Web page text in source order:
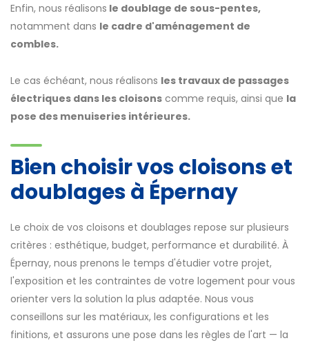
Enfin, nous réalisons le doublage de sous-pentes,
notamment dans le cadre d'aménagement de
combles.
Le cas échéant, nous réalisons les travaux de passages
électriques dans les cloisons comme requis, ainsi que la
pose des menuiseries intérieures.
Bien choisir vos cloisons et
doublages à Épernay
Le choix de vos cloisons et doublages repose sur plusieurs
critères : esthétique, budget, performance et durabilité. À
Épernay, nous prenons le temps d'étudier votre projet,
l'exposition et les contraintes de votre logement pour vous
orienter vers la solution la plus adaptée. Nous vous
conseillons sur les matériaux, les configurations et les
finitions, et assurons une pose dans les règles de l'art — la